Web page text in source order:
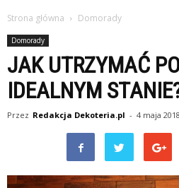
Strona główna Domorady
Domorady
JAK UTRZYMAĆ
IDEALNYM
Przez Redakcja Dekoteria.pl - 4 maja 2018